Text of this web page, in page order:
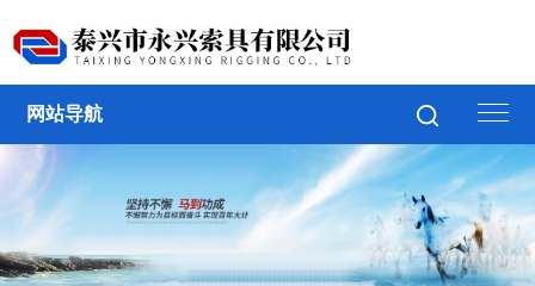
网站导航